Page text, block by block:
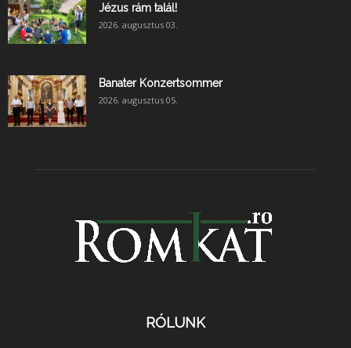
Jézus rám talál!
2026. augusztus 03.
Banater Konzertsommer
2026. augusztus 05.
RÓLUNK